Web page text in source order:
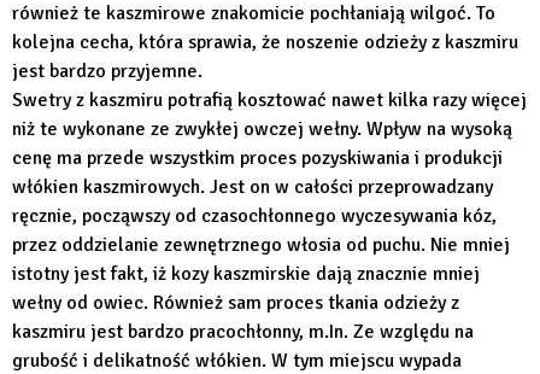
również te kaszmirowe znakomicie pochłaniają wilgoć. To
kolejna cecha, która sprawia, że noszenie odzieży z kaszmiru
jest bardzo przyjemne.
Swetry z kaszmiru potrafią kosztować nawet kilka razy więcej
niż te wykonane ze zwykłej owczej wełny. Wpływ na wysoką
cenę ma przede wszystkim proces pozyskiwania i produkcji
włókien kaszmirowych. Jest on w całości przeprowadzany
ręcznie, począwszy od czasochłonnego wyczesywania kóz,
przez oddzielanie zewnętrznego włosia od puchu. Nie mniej
istotny jest fakt, iż kozy kaszmirskie dają znacznie mniej
wełny od owiec. Również sam proces tkania odzieży z
kaszmiru jest bardzo pracochłonny, m.In. Ze względu na
grubość i delikatność włókien. W tym miejscu wypada